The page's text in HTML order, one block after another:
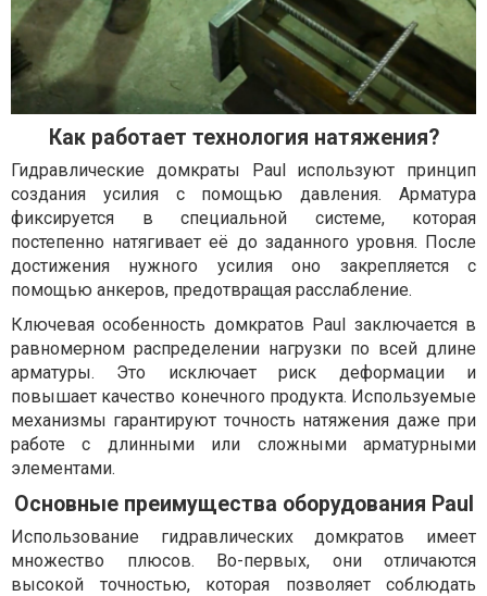
Как работает технология натяжения?
Гидравлические домкраты Paul используют принцип
создания усилия с помощью давления. Арматура
фиксируется в специальной системе, которая
постепенно натягивает её до заданного уровня. После
достижения нужного усилия оно закрепляется с
помощью анкеров, предотвращая расслабление.
Ключевая особенность домкратов Paul заключается в
равномерном распределении нагрузки по всей длине
арматуры. Это исключает риск деформации и
повышает качество конечного продукта. Используемые
механизмы гарантируют точность натяжения даже при
работе с длинными или сложными арматурными
элементами.
Основные преимущества оборудования Paul
Использование гидравлических домкратов имеет
множество плюсов. Во-первых, они отличаются
высокой точностью, которая позволяет соблюдать